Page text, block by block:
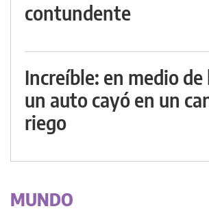
contundente
Increíble: en medio
un auto cayó en un
riego
MUNDO